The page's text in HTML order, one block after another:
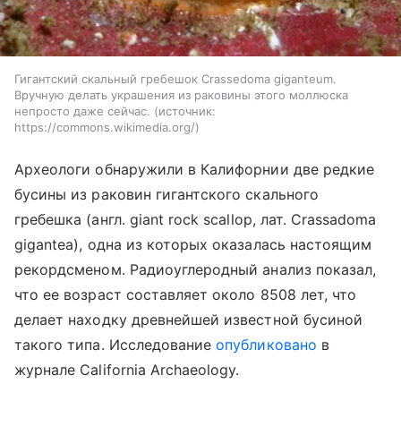
Гигантский скальный гребешок Crassedoma giganteum.
Вручную делать украшения из раковины этого моллюска
непросто даже сейчас.
источник:
https://commons.wikimedia.org/
Археологи обнаружили в Калифорнии две редкие
бусины из раковин гигантского скального
гребешка (англ. giant rock scallop, лат. Crassadoma
gigantea), одна из которых оказалась настоящим
рекордсменом. Радиоуглеродный анализ показал,
что ее возраст составляет около 8508 лет, что
делает находку древнейшей известной бусиной
такого типа. Исследованиеопубликовано в
журнале California Archaeology.